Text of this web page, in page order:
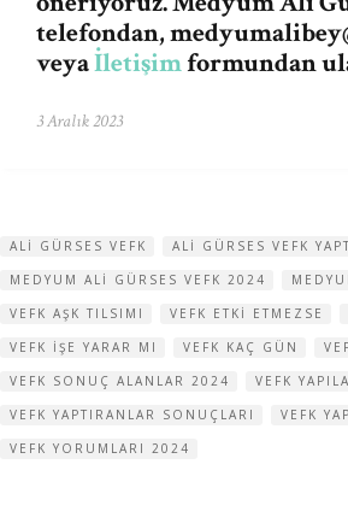
telefondan,
veyaİletişimformundan
3 Aralık 2023
ALI GÜRSES VEFK ALI GÜRSES VEFK
MEDYUM ALI GÜRSES VEFK 2024
VEFK AŞK TILSIMI
VEFK ETKI ETMEZSE
VEFK IŞE YARAR MI
VEFK KAÇ GÜN
VEFK SONUÇ ALANLAR 2024
VEFK
VEFK YAPTIRANLAR SONUÇLARI
VEFK
VEFK YORUMLARI 2024